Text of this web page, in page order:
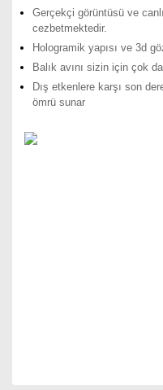
Gerçekçi görüntüsü ve
cezbetmektedir.
Hologramik yapısı ve 3d
Balık avını sizin için çok
Dış etkenlere karşı son
ömrü sunar